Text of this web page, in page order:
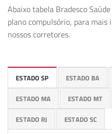
Abaixo tabela Bradesco
plano compulsório, para
nossos corretores.
ESTADO SP ESTADO BA
ESTADO MA ESTADO MT
ESTADO RJ ESTADO SC